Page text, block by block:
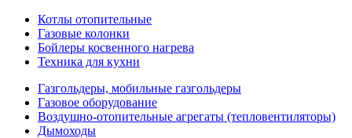
Котлы отопительные
Газовые колонки
Бойлеры косвенного нагрева
Техника для кухни
Газгольдеры, мобильные газгольдеры
Газовое оборудование
Воздушно-отопительные агрегаты (тепловентиляторы)
Дымоходы